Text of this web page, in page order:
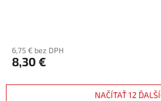
6,75 € bez DPH
8,30 €
NAČÍTAŤ 12